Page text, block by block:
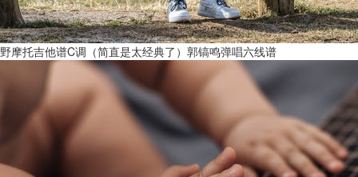
野摩托吉他谱C调（简直是太经典了）郭镐鸣弹唱六线谱